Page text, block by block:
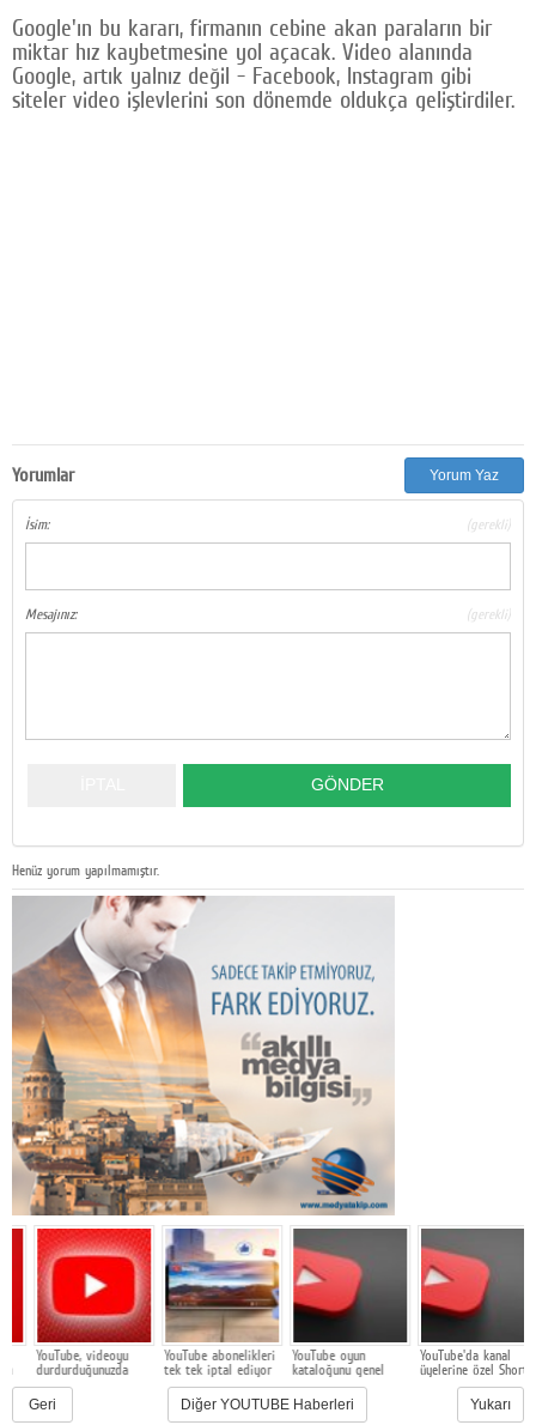
Google'ın bu kararı, firmanın cebine akan paraların bir
miktar hız kaybetmesine yol açacak. Video alanında
Google, artık yalnız değil - Facebook, Instagram gibi
siteler video işlevlerini son dönemde oldukça geliştirdiler.
Yorumlar Yorum Yaz
İsim: (gerekli)
Mesajınız: (gerekli)
Henüz yorum yapılmamıştır.
YouTube, videoyu
durdurduğunuzda
reklam gösterecek
YouTube abonelikleri
tek tek iptal ediyor
YouTube oyun
kataloğunu genel
erişime açtı
YouTube'da kanal
üyelerine özel Shorts
dönemi başlıyor
Geri
Diğer YOUTUBE Haberleri Yukarı